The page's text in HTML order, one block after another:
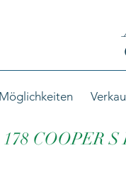
COOPER S